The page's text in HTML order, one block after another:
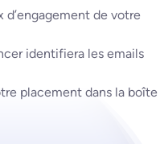
de votre
identifiera les emails
placement dans la boîte